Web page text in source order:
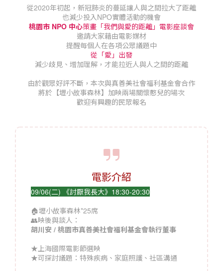
從2020年初起，新冠肺炎的蔓延讓人與之間拉大了距離
也減少投入NPO實體活動的機會
桃園市 NPO 中心策畫「我們與愛的距離」電影座談會
邀請大家藉由電影媒材
提醒每個人在各項公眾議題中
從「愛」出發
減少歧見、增加理解，才能拉近人與人之間的距離
由於觀眾好評不斷，本次與真善美社會福利基金會合作
將於【壢小故事森林】加映兩場關懷憨兒的場次
歡迎有興趣的民眾報名
電影介紹
09/06(二) 《討厭我長大》18:30-20:30
🏠壢小故事森林*25席
👥映後與談人：
胡川安 / 桃園市真善美社會福利基金會執行董事
★上海國際電影節選映
★可探討議題：特殊疾病、家庭照護、社區溝通